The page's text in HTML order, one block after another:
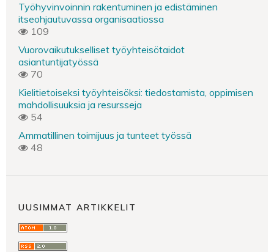
Työhyvinvoinnin rakentuminen ja edistäminen
itseohjautuvassa organisaatiossa
109
Vuorovaikutukselliset työyhteisötaidot
asiantuntijatyössä
70
Kielitietoiseksi työyhteisöksi: tiedostamista, oppimisen
mahdollisuuksia ja resursseja
54
Ammatillinen toimijuus ja tunteet työssä
48
UUSIMMAT ARTIKKELIT